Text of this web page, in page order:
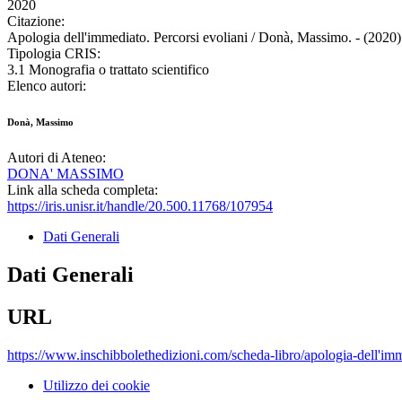
2020
Citazione:
Apologia dell'immediato. Percorsi evoliani / Donà, Massimo. -
Tipologia CRIS:
3.1 Monografia o trattato scientifico
Elenco autori:
Donà, Massimo
Autori di Ateneo:
DONA' MASSIMO
Link alla scheda completa:
https://iris.unisr.it/handle/20.500.11768/107954
Dati Generali
Dati Generali
URL
https://www.inschibbolethedizioni.com/scheda-libro/apologia-
Utilizzo dei cookie